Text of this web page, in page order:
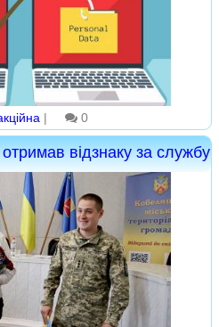
| 0
відзнаку за службу